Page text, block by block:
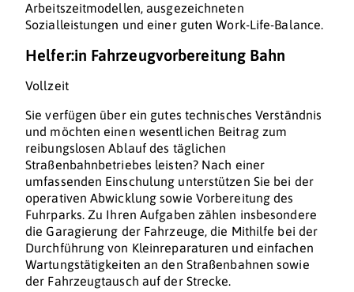
Arbeitszeitmodellen, ausgezeichneten
Sozialleistungen und einer guten Work-Life-Balance.
Helfer:in Fahrzeugvorbereitung Bahn
Vollzeit
Sie verfügen über ein gutes technisches Verständnis
und möchten einen wesentlichen Beitrag zum
reibungslosen Ablauf des täglichen
Straßenbahnbetriebes leisten? Nach einer
umfassenden Einschulung unterstützen Sie bei der
operativen Abwicklung sowie Vorbereitung des
Fuhrparks. Zu Ihren Aufgaben zählen insbesondere
die Garagierung der Fahrzeuge, die Mithilfe bei der
Durchführung von Kleinreparaturen und einfachen
Wartungstätigkeiten an den Straßenbahnen sowie
der Fahrzeugtausch auf der Strecke.